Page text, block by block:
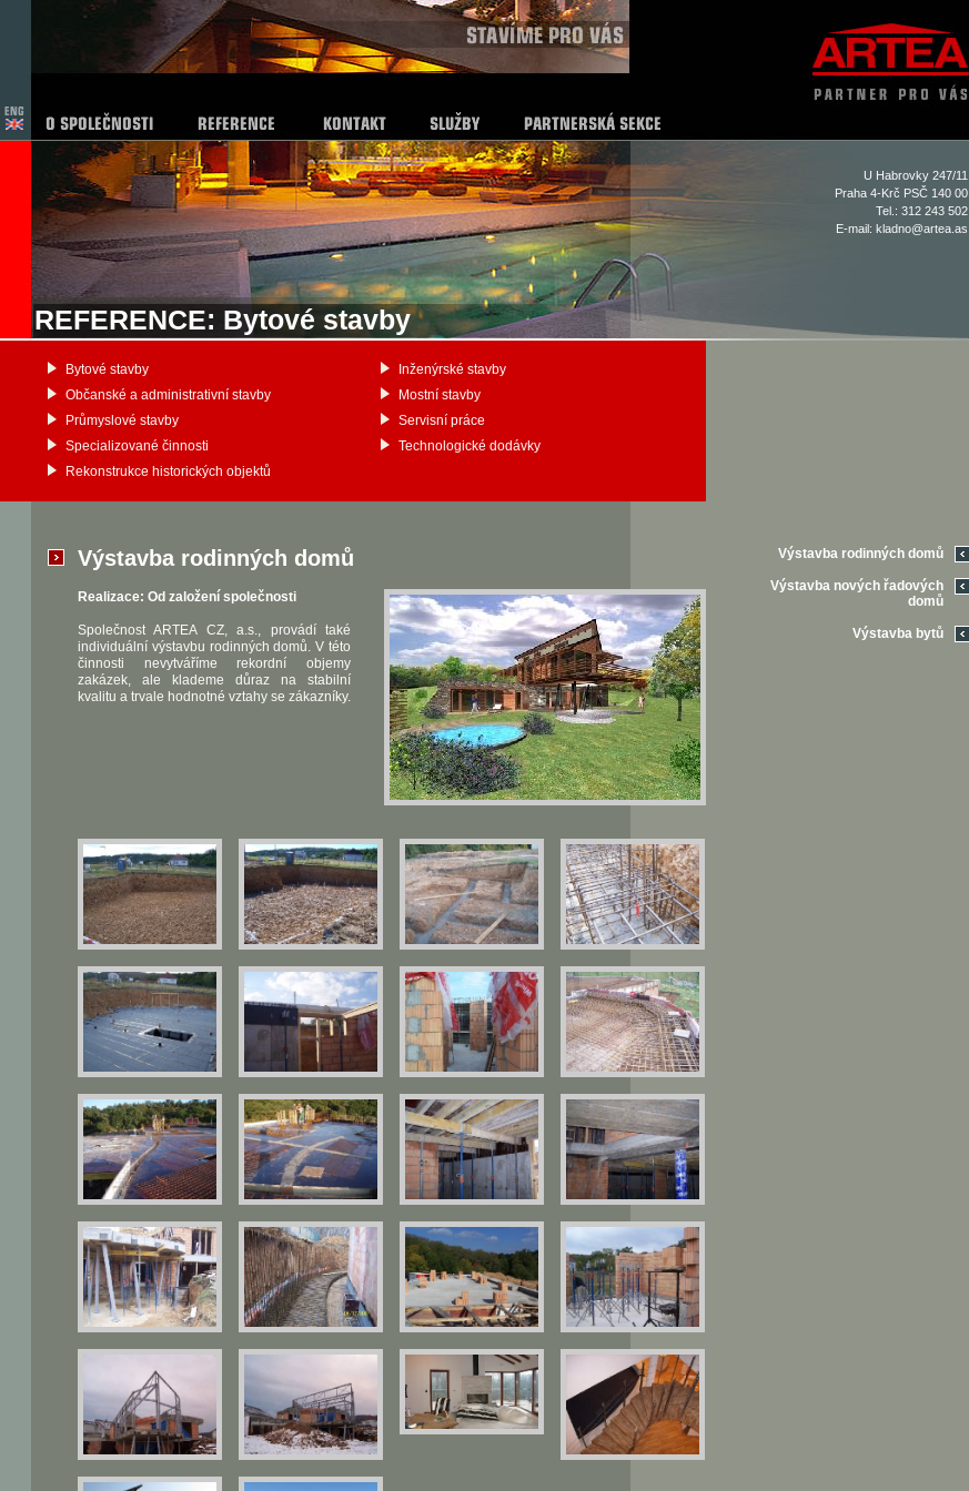
REFERENCE: Bytové stavby
U Habrovky 247/11
Praha 4-Krč PSČ 140 00
Tel.: 312 243 502
E-mail: kladno@artea.as
Inženýrské stavby
Mostní stavby
Servisní práce
Technologické dodávky
Bytové stavby
Občanské a administrativní stavby
Průmyslové stavby
Specializované činnosti
Rekonstrukce historických objektů
Výstavba rodinných domů
Realizace: Od založení společnosti
Společnost ARTEA CZ, a.s., provádí také
individuální výstavbu rodinných domů. V této
činnosti nevytváříme rekordní objemy
zakázek, ale klademe důraz na stabilní
kvalitu a trvale hodnotné vztahy se zákazníky.
Výstavba rodinných domů
Výstavba nových řadových
domů
Výstavba bytů